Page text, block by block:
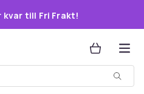
kvar till Fri Frakt!